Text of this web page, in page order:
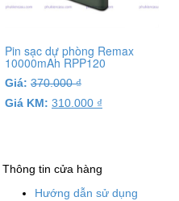
Pin sạc dự phòng Remax
10000mAh RPP120
Giá: 370.000₫
Giá KM: 310.000 ₫
Thông tin cửa hàng
Hướng dẫn sử dụng